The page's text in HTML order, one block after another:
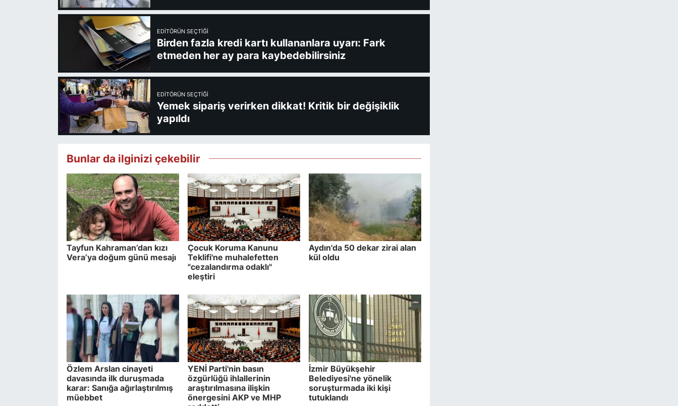
EDITÖRÜN SEÇTIĞI
Birden fazla kredi kartı kullananlara uyarı: Fark
etmeden her ay para kaybedebilirsiniz
EDITÖRÜN SEÇTIĞI
Yemek sipariş verirken dikkat! Kritik bir değişiklik
yapıldı
Bunlar da ilginizi çekebilir
Tayfun Kahraman’dan kızı
Vera’ya doğum günü mesajı
Çocuk Koruma Kanunu
Teklifi'ne muhalefetten
"cezalandırma odaklı"
eleştiri
Aydın'da 50 dekar zirai alan
kül oldu
Özlem Arslan cinayeti
davasında ilk duruşmada
karar: Sanığa ağırlaştırılmış
müebbet
YENİ Parti'nin basın
özgürlüğü ihlallerinin
araştırılmasına ilişkin
önergesini AKP ve MHP
İzmir Büyükşehir
Belediyesi'ne yönelik
soruşturmada iki kişi
tutuklandı